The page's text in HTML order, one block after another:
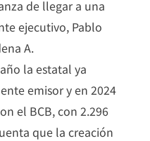
de llegar a una
ejecutivo, Pablo
A.
la estatal ya
emisor y en 2024
el BCB, con 2.296
que la creación